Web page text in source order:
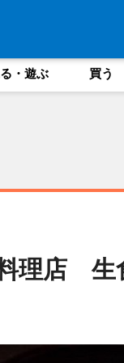
・遊ぶ 買う
理店 生